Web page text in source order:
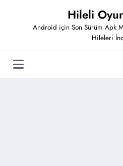
Hileli
Android için Son Sürüm Apk
Hileleri